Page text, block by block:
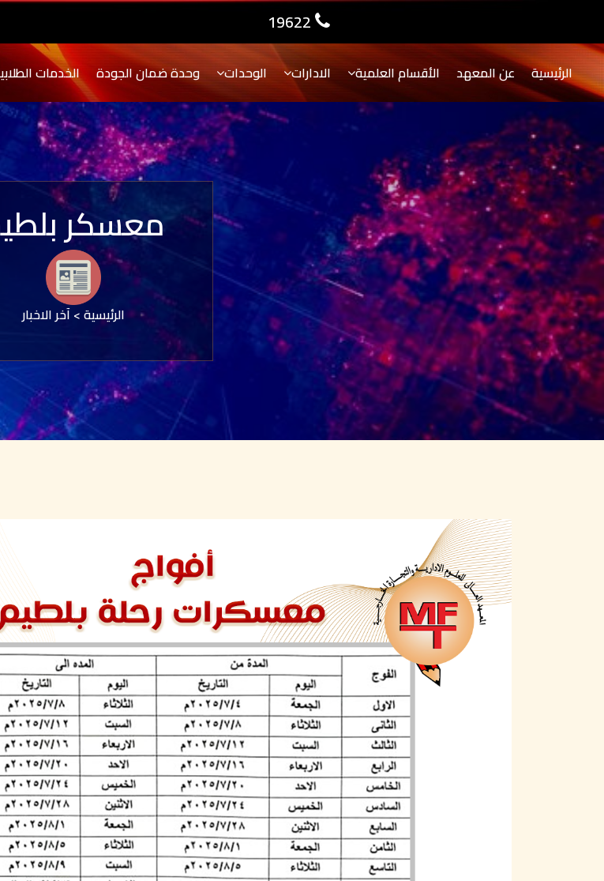
19622
الرئيسية عن المعهد الأقسام العلمية الادارات الوحدات وحدة ضمان الجودة الخدمات
معسكر
الرئيسية>آخر الاخبار